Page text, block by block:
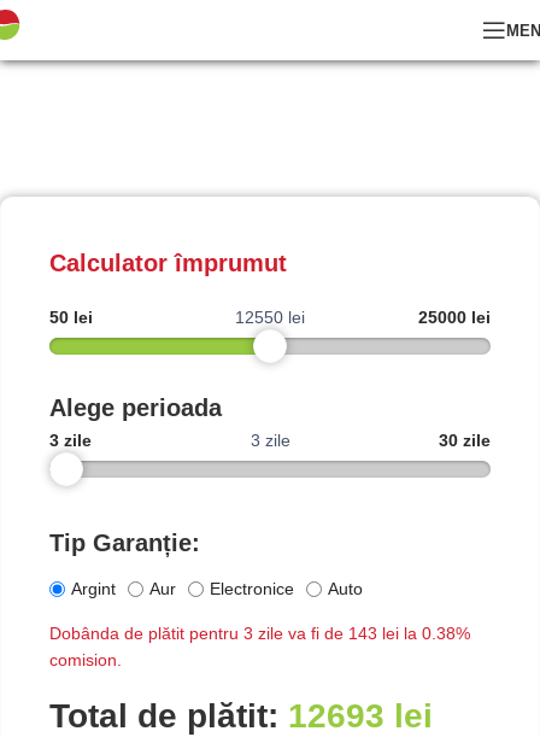
Calculator împrumut
50 lei 12550 lei 25000 lei
Alege perioada
3 zile 3 zile 30 zile
Tip Garanție:
Argint Aur Electronice Auto
Dobânda de plătit pentru 3 zile va fi de 143 lei la 0.38%
comision.
Total de plătit: 12693 lei